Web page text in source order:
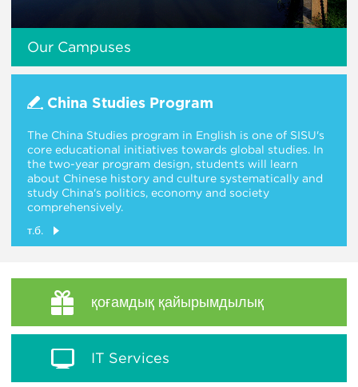
Our Campuses
China Studies Program
The China Studies program in English is one of SISU's
core educational initiatives towards global studies. In
the two-year program design, students will learn
about Chinese history and culture systematically and
study China's politics, economy and society
comprehensively.
т.б.
қоғамдық қайырымдылық
IT Services